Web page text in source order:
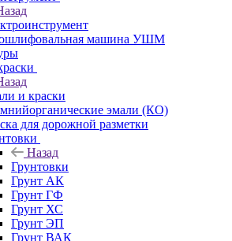
машина УШМ
и краски
эмали (КО)
для дорожной разметки
Назад
Грунтовки
Грунт АК
Грунт ГФ
Грунт ХС
Грунт ЭП
Грунт ВАК